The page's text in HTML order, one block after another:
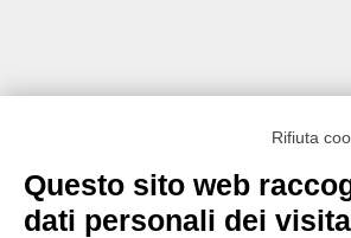
Rifiuta
Questo sito web
dati personali dei